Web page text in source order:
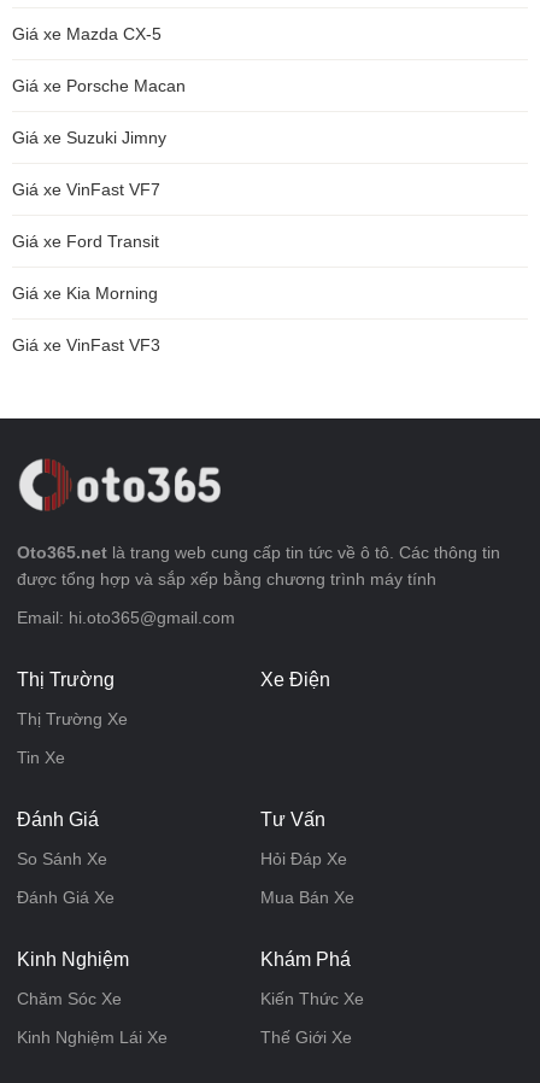
Giá xe Mazda CX-5
Giá xe Porsche Macan
Giá xe Suzuki Jimny
Giá xe VinFast VF7
Giá xe Ford Transit
Giá xe Kia Morning
Giá xe VinFast VF3
Oto365.net là trang web cung cấp tin tức về ô tô. Các thông tin
được tổng hợp và sắp xếp bằng chương trình máy tính
Email: hi.oto365@gmail.com
Thị Trường
Thị Trường Xe
Tin Xe
Xe Điện
Đánh Giá
So Sánh Xe
Đánh Giá Xe
Tư Vấn
Hỏi Đáp Xe
Mua Bán Xe
Kinh Nghiệm
Chăm Sóc Xe
Kinh Nghiệm Lái Xe
Khám Phá
Kiến Thức Xe
Thế Giới Xe